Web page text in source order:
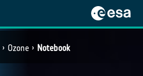
Ozone Notebook